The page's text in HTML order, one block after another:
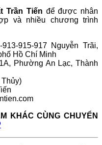
Trần Tiến để được nhân
và nhiều chương trình
913-915-917 Nguyễn Trãi,
Hồ Chí Minh
Phường An Lạc, Thành
KHÁC CÙNG CHUYỂN